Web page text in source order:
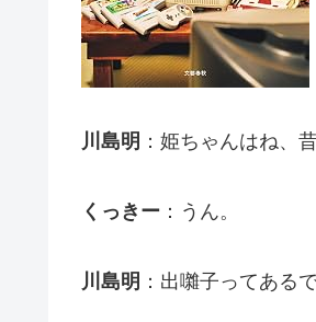
川島明 ：姫ちゃんはね、
くっきー ：うん。
川島明 ：出囃子ってある